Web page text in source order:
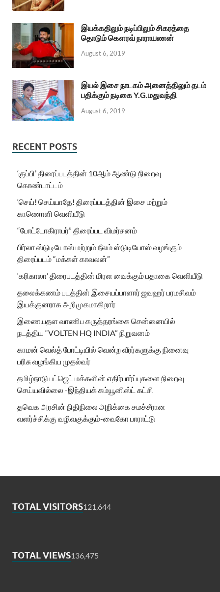
இயக்கதிலும் நடிப்பிலும் சிகரத்தை
தொடும் கௌரவ் நாராயணன்
August 6, 2019
இயல் இசை நாடகம் அனைத்திலும் தடம்
பதிக்கும் நடிகை Y.G.மதுவந்தி
August 6, 2019
RECENT POSTS
‘குப்பி’ திரைப்படத்தின் 10ஆம் ஆண்டு நிறைவு
கொண்டாட்டம்
‘செய்! செய்யாதே! திரைப்படத்தின் இசை மற்றும்
காணொளி வெளியீடு
“போட்டோகிராபர்” திரைப்பட விமர்சனம்
பிர்லா ஸ்டுடியோஸ் மற்றும் நீலம் ஸ்டுடியோஸ் வழங்கும்
திரைப்படம் “மக்கள் காவலன்”
‘கரிகாலா’ திரைபடத்தின் மிரள வைக்கும் பதாகை வெளியீடு
தலைக்கணம் படத்தின் இசையப்பாளார் ஜவஹர் பரமசிவம்
இயக்குனராக அறிமுகமாகிறார்
இணையதள வாணிப கருத்தரங்கை சென்னையில்
நடத்திய “VOLTEN HQ INDIA” நிறுவனம்
காமன் வெல்த் போட்டியில் வென்ற வீரர்களுக்கு நினைவு
பரிசு வழங்கிய முதல்வர்
தமிழ்நாடு பட்ஜெட் மக்களின் எதிர்பார்ப்புகளை நிறைவு
செய்யவில்லை -இந்தியக் கம்யூனிஸ்ட் கட்சி
தவெக அரசின் நிதிநிலை அறிக்கை சமச்சீரான
வளர்ச்சிக்கு வழிவகுக்கும்-வைகோ பாராட்டு
TOTAL VISITORS121,644
TOTAL VIEWS136,475